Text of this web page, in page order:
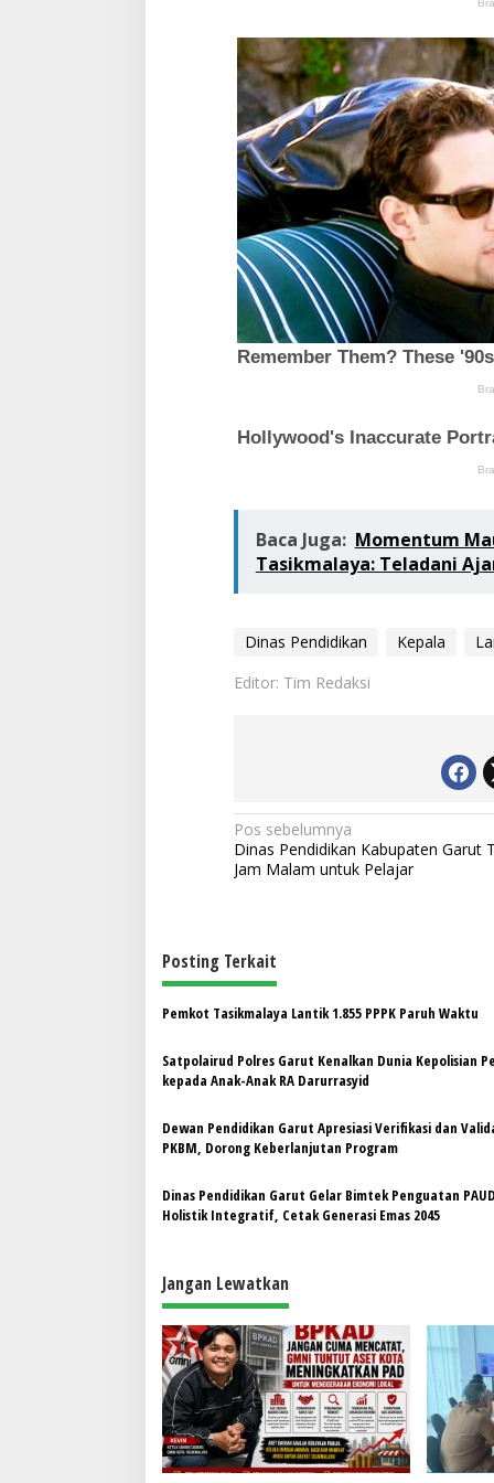
Baca Juga: Momentum
Tasikmalaya: Teladani
Dinas Pendidikan Kepala
Editor: Tim Redaksi
N
a
g
a
s
i
p
o
s
Pos sebelumnya
Dinas Pendidikan Kabupaten Garut
Jam Malam untuk Pelajar
Posting Terkait
Pemkot Tasikmalaya Lantik 1.855 PPPK Paruh Waktu
Satpolairud Polres Garut Kenalkan Dunia Kepolisian
kepada Anak-Anak RA Darurrasyid
Dewan Pendidikan Garut Apresiasi Verifikasi dan
PKBM, Dorong Keberlanjutan Program
Dinas Pendidikan Garut Gelar Bimtek Penguatan
Holistik Integratif, Cetak Generasi Emas 2045
Jangan Lewatkan